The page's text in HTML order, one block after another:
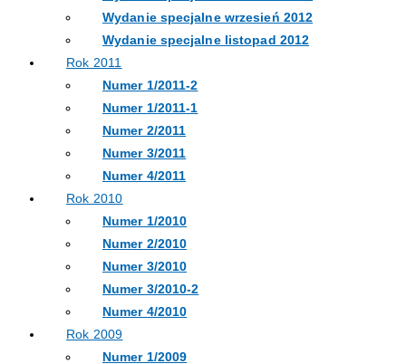
Wydanie specjalne wrzesień 2012
Wydanie specjalne listopad 2012
Rok 2011
Numer 1/2011-2
Numer 1/2011-1
Numer 2/2011
Numer 3/2011
Numer 4/2011
Rok 2010
Numer 1/2010
Numer 2/2010
Numer 3/2010
Numer 3/2010-2
Numer 4/2010
Rok 2009
Numer 1/2009